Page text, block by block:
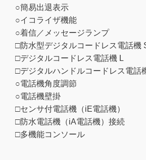
○簡易出退表示
○イコライザ機能
○着信／メッセージランプ
□防水型デジタルコードレス電話機
□デジタルコードレス電話機 L
□デジタルハンドルコードレス電話
○電話機角度調節
○電話機壁掛
□センサ付電話機（iE電話機）
□防水電話機（iA電話機）接続
□多機能コンソール